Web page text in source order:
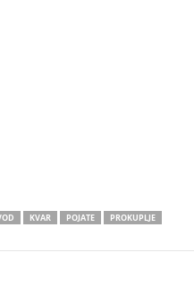
KVAR POJATE
PROKUPLJE